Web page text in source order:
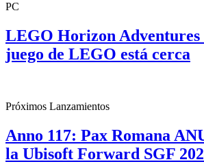
PC
LEGO Horizon Adventures
juego de LEGO está cerca
Próximos Lanzamientos
Anno 117: Pax Romana
la Ubisoft Forward SGF